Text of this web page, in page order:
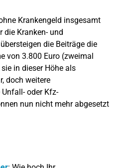
Krankengeld insgesamt
die Kranken- und
die Beiträge die
von 3.800 Euro (zweimal
in dieser Höhe als
doch weitere
oder Kfz-
nun nicht mehr abgesetzt